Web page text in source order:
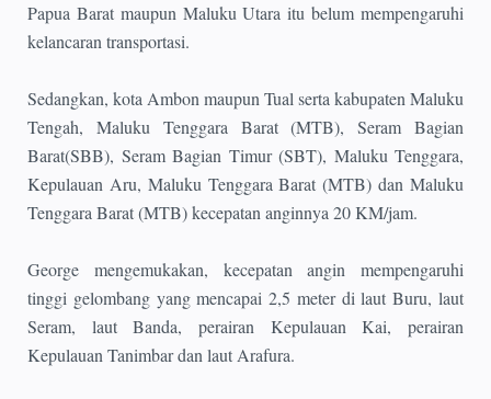
Papua Barat maupun Maluku Utara itu belum mempengaruhi
kelancaran transportasi.
Sedangkan, kota Ambon maupun Tual serta kabupaten Maluku
Tengah, Maluku Tenggara Barat (MTB), Seram Bagian
Barat(SBB), Seram Bagian Timur (SBT), Maluku Tenggara,
Kepulauan Aru, Maluku Tenggara Barat (MTB) dan Maluku
Tenggara Barat (MTB) kecepatan anginnya 20 KM/jam.
George mengemukakan, kecepatan angin mempengaruhi
tinggi gelombang yang mencapai 2,5 meter di laut Buru, laut
Seram, laut Banda, perairan Kepulauan Kai, perairan
Kepulauan Tanimbar dan laut Arafura.